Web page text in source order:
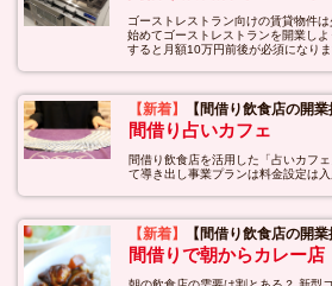
ゴーストレストラン向けの賃貸物件は
始めてゴーストレストランを開業し
すると月額10万円前後が必須になりま
【新着】 【間借り飲食店の開
間借り占いカフェ
間借り飲食店を活用した「占いカフ
て導き出し事業プランは料金設定は入
【新着】 【間借り飲食店の開
間借りで朝からカレー店